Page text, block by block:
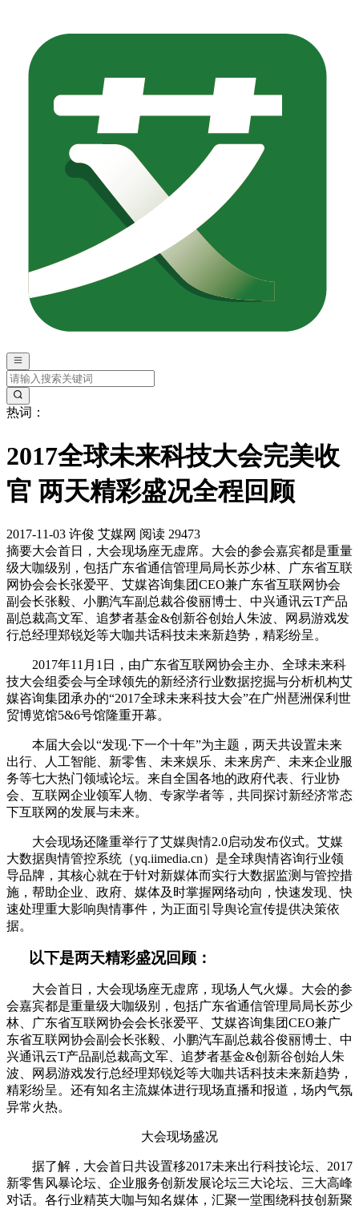
热词：
2017全球未来科技大会完美收
官 两天精彩盛况全程回顾
2017-11-03 许俊 艾媒网 阅读 29473
摘要大会首日，大会现场座无虚席。大会的参会嘉宾都是重量
级大咖级别，包括广东省通信管理局局长苏少林、广东省互联
网协会会长张爱平、艾媒咨询集团CEO兼广东省互联网协会
副会长张毅、小鹏汽车副总裁谷俊丽博士、中兴通讯云T产品
副总裁高文军、追梦者基金&创新谷创始人朱波、网易游戏发
行总经理郑锐彣等大咖共话科技未来新趋势，精彩纷呈。
2017年11月1日，由广东省互联网协会主办、全球未来科
技大会组委会与全球领先的新经济行业数据挖掘与分析机构艾
媒咨询集团承办的“2017全球未来科技大会”在广州琶洲保利世
贸博览馆5&6号馆隆重开幕。
本届大会以“发现·下一个十年”为主题，两天共设置未来
出行、人工智能、新零售、未来娱乐、未来房产、未来企业服
务等七大热门领域论坛。来自全国各地的政府代表、行业协
会、互联网企业领军人物、专家学者等，共同探讨新经济常态
下互联网的发展与未来。
大会现场还隆重举行了艾媒舆情2.0启动发布仪式。艾媒
大数据舆情管控系统（yq.iimedia.cn）是全球舆情咨询行业领
导品牌，其核心就在于针对新媒体而实行大数据监测与管控措
施，帮助企业、政府、媒体及时掌握网络动向，快速发现、快
速处理重大影响舆情事件，为正面引导舆论宣传提供决策依
据。
以下是两天精彩盛况回顾：
大会首日，大会现场座无虚席，现场人气火爆。大会的参
会嘉宾都是重量级大咖级别，包括广东省通信管理局局长苏少
林、广东省互联网协会会长张爱平、艾媒咨询集团CEO兼广
东省互联网协会副会长张毅、小鹏汽车副总裁谷俊丽博士、中
兴通讯云T产品副总裁高文军、追梦者基金&创新谷创始人朱
波、网易游戏发行总经理郑锐彣等大咖共话科技未来新趋势，
精彩纷呈。还有知名主流媒体进行现场直播和报道，场内气氛
异常火热。
大会现场盛况
据了解，大会首日共设置移2017未来出行科技论坛、2017
新零售风暴论坛、企业服务创新发展论坛三大论坛、三大高峰
对话。各行业精英大咖与知名媒体，汇聚一堂围绕科技创新聚